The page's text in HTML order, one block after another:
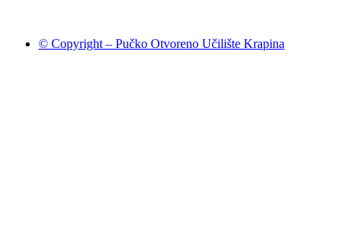
© Copyright – Pučko Otvoreno Učilište Krapina